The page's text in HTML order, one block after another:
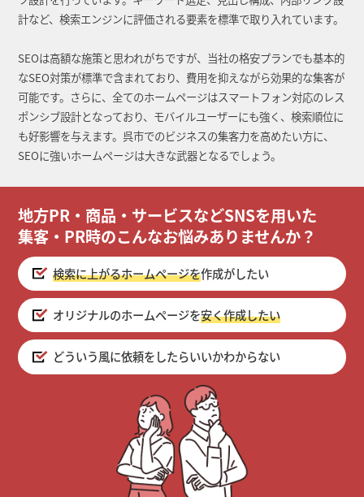
計など、検索エンジンに評価される要素を標準で取り入れています。
SEOは高額な施策と思われがちですが、当社の格安プランでも基本的
なSEO対策が標準で含まれており、費用を抑えながら効果的な集客が
可能です。さらに、全てのホームページはスマートフォン対応のレス
ポンシブ設計となっており、モバイルユーザーにも強く、検索順位に
も好影響を与えます。呉市でのビジネスの集客力を高めたい方に、
SEOに強いホームページは大きな武器となるでしょう。
地方PR・商品・サービスなどSNSを用いた
集客・PR時のこんなお悩みありませんか？
検索に上がるホームページを作成がしたい
オリジナルのホームページを安く作成したい
どういう風に依頼をしたらいいかわからない